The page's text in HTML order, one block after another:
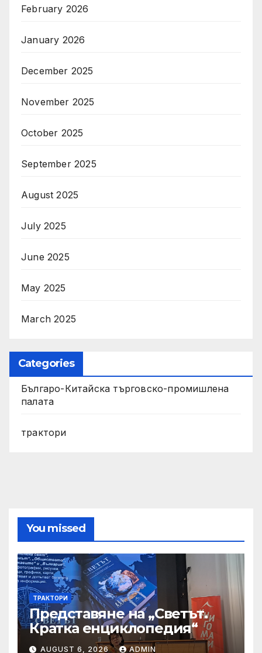
February 2026
January 2026
December 2025
November 2025
October 2025
September 2025
August 2025
July 2025
June 2025
May 2025
March 2025
Categories
Българо-Китайска търговско-промишлена
палата
трактори
You missed
ТРАКТОРИ
Представяне на „Светът.
Кратка енциклопедия“
AUGUST 6, 2026 ADMIN